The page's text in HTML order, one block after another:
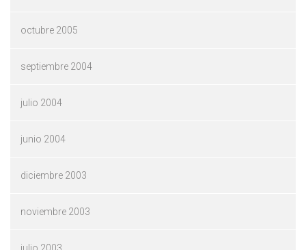
octubre 2005
septiembre 2004
julio 2004
junio 2004
diciembre 2003
noviembre 2003